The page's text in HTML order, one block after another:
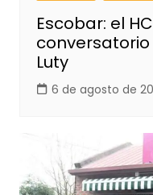
Escobar: el
Luty
6 de agosto de